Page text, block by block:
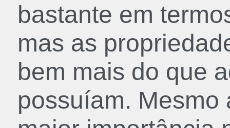
bastante em
mas as
bem mais do que
possuíam. Mesmo